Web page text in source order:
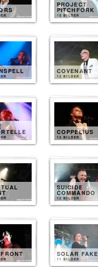
PROJECT
PITCHFORK
13 BILDER
COVENANT
12 BILDER
COPPELIUS
12 BILDER
SUICIDE
COMMANDO
12 BILDER
SOLAR FAKE
11 BILDER